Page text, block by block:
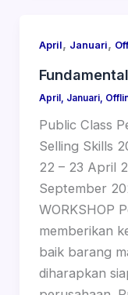
April, Januari,
April , Januari,
Public Class
Selling Skills
22 – 23 April
September
WORKSHOP
memberikan
baik barang
diharapkan